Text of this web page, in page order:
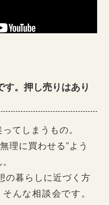
。押し売りはあり
てしまうもの。
理に買わせる”よう
の暮らしに近づく方
そんな相談会です。